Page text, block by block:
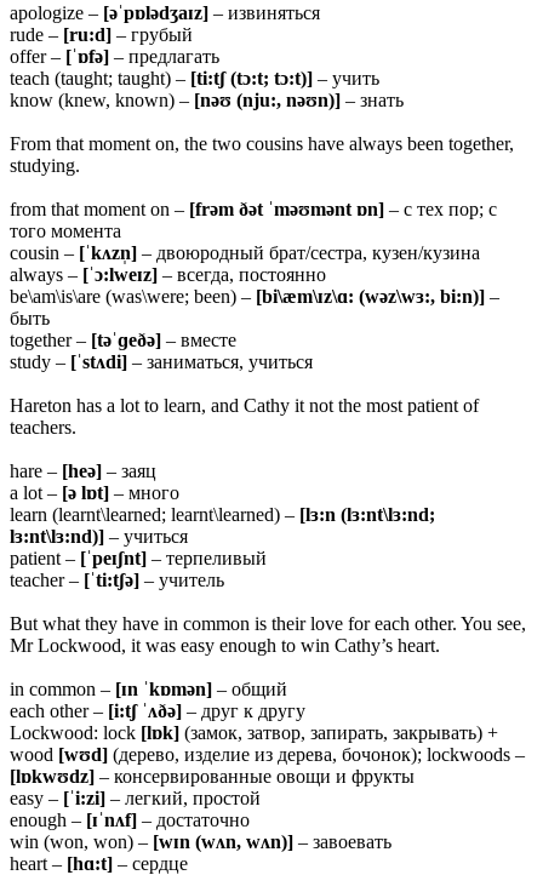
apologize – [əˈpɒlədʒaɪz] – извиняться
rude – [ru:d] – грубый
offer – [ˈɒfə] – предлагать
teach (taught; taught) – [ti:tʃ (tɔ:t; tɔ:t)] – учить
know (knew, known) – [nəʊ (nju:, nəʊn)] – знать
From that moment on, the two cousins have always been together,
studying.
from that moment on – [frəm ðət ˈməʊmənt ɒn] – с тех пор; с
того момента
cousin – [ˈkʌzn̩] – двоюродный брат/сестра, кузен/кузина
always – [ˈɔ:lweɪz] – всегда, постоянно
be\am\is\are (was\were; been) – [bi\æm\ɪz\ɑ: (wəz\wɜ:, bi:n)] –
быть
together – [təˈɡeðə] – вместе
study – [ˈstʌdi] – заниматься, учиться
Hareton has a lot to learn, and Cathy it not the most patient of
teachers.
hare – [heə] – заяц
a lot – [ə lɒt] – много
learn (learnt\learned; learnt\learned) – [lɜ:n (lɜ:nt\lɜ:nd;
lɜ:nt\lɜ:nd)] – учиться
patient – [ˈpeɪʃnt] – терпеливый
teacher – [ˈti:tʃə] – учитель
But what they have in common is their love for each other. You see,
Mr Lockwood, it was easy enough to win Cathy’s heart.
in common – [ɪn ˈkɒmən] – общий
each other – [i:tʃ ˈʌðə] – друг к другу
Lockwood: lock [lɒk] (замок, затвор, запирать, закрывать) +
wood [wʊd] (дерево, изделие из дерева, бочонок); lockwoods –
[lɒkwʊdz] – консервированные овощи и фрукты
easy – [ˈi:zi] – легкий, простой
enough – [ɪˈnʌf] – достаточно
win (won, won) – [wɪn (wʌn, wʌn)] – завоевать
heart – [hɑ:t] – сердце